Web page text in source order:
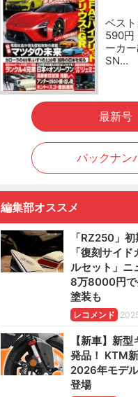
ベス
590
ーカ
SN…
最新号
バックナン
編集部オススメ
「RZ250」
「復刻サイ
ルセット」ニ
8万8000円で
塗装も
レコメンド
【新車】新
発品！ KTM
2026年モデ
登場